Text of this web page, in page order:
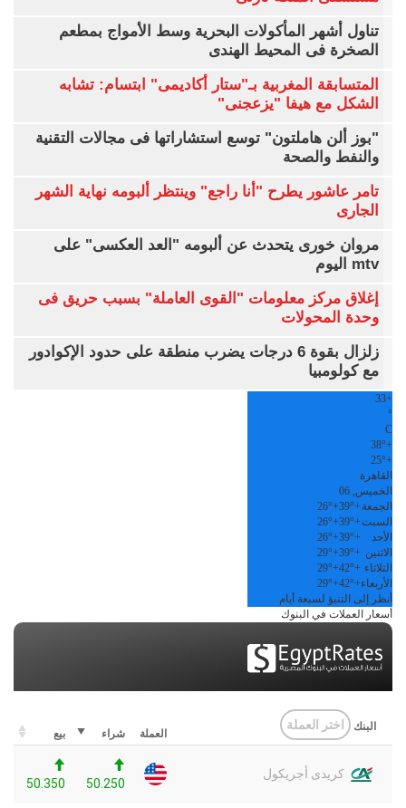
تناول أشهر المأكولات البحرية وسط الأمواج بمطعم
الصخرة فى المحيط الهندى
المتسابقة المغربية بـ"ستار أكاديمى" ابتسام: تشابه
الشكل مع هيفا "يزعجنى"
"بوز ألن هاملتون" توسع استشاراتها فى مجالات التقنية
والنفط والصحة
تامر عاشور يطرح "أنا راجع" وينتظر ألبومه نهاية الشهر
الجارى
مروان خورى يتحدث عن ألبومه "العد العكسى" على
mtv اليوم
إغلاق مركز معلومات "القوى العاملة" بسبب حريق فى
وحدة المحولات
زلزال بقوة 6 درجات يضرب منطقة على حدود الإكوادور
مع كولومبيا
+
33
°
C
+
38°
+
25°
القاهرة
الخميس, 06
الجمعة +
39°
+
26°
السبت+
39°
+
26°
الأحد
+
39°
+
26°
الاثنين +
39°
+
29°
الثلاثاء +
42°
+
29°
الأربعاء+
42°
+
29°
أنظر إلى التنبؤ لسبعة أيام
أسعار العملات في البنوك